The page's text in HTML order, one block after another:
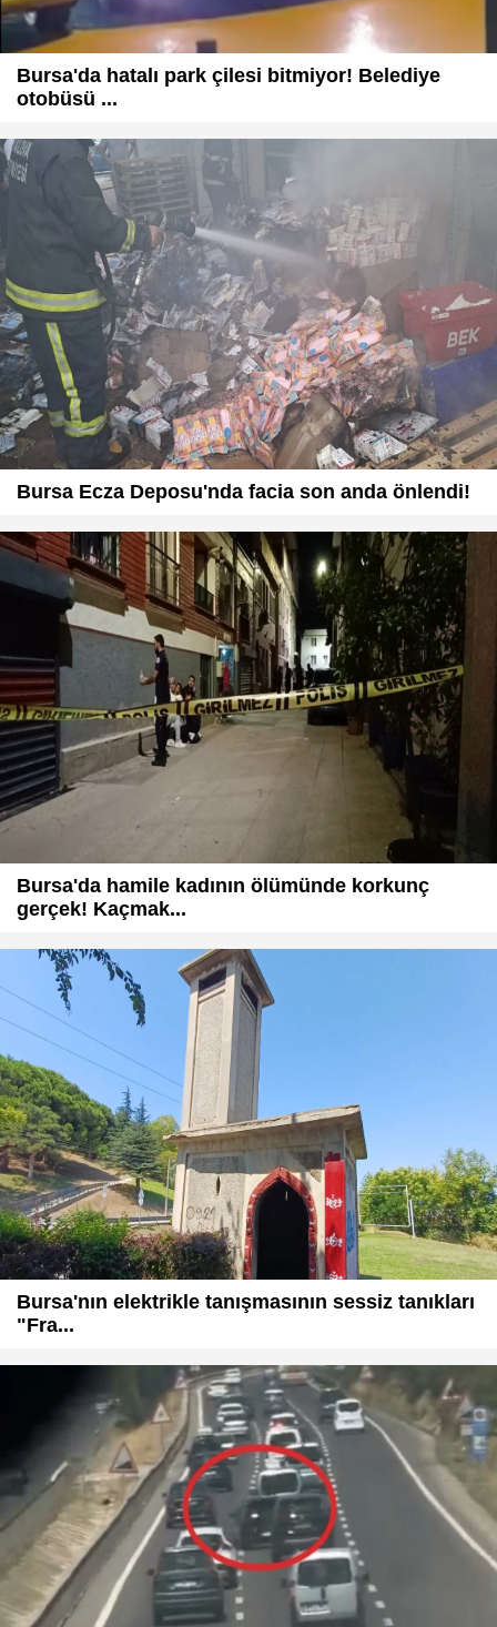
Bursa'da hatalı park çilesi bitmiyor! Belediye
otobüsü ...
Bursa Ecza Deposu'nda facia son anda önlendi!
Bursa'da hamile kadının ölümünde korkunç
gerçek! Kaçmak...
Bursa'nın elektrikle tanışmasının sessiz tanıkları
"Fra...